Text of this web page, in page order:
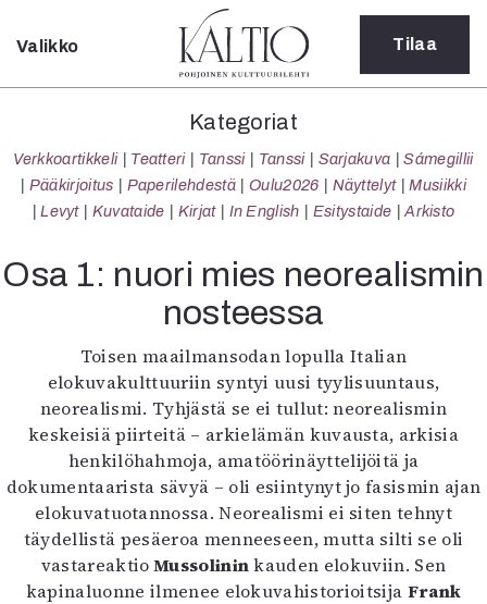
Sulje
Kategoriat
Verkkoartikkeli
Teatteri
Tanssi
Sarjakuva
Sámegillii
Pääkirjoitus
Oulu2026
Näyttelyt
Musiikki
Levyt
Kuvataide
Kirjat
In English
Esitystaide
Arkisto
Valikko Tilaa
Kategoriat
Verkkoartikkeli Teatteri Tanssi Tanssi Sarjakuva
Sámegillii
Pääkirjoitus
Paperilehdestä Oulu2026 Näyttelyt
Musiikki
Levyt
Kuvataide Kirjat In English Esitystaide Arkisto
Osa 1: nuori mies neorealismin
nosteessa
Toisen maailmansodan lopulla Italian
elokuvakulttuuriin syntyi uusi tyylisuuntaus,
neorealismi. Tyhjästä se ei tullut: neorealismin
keskeisiä piirteitä – arkielämän kuvausta, arkisia
henkilöhahmoja, amatöörinäyttelijöitä ja
dokumentaarista sävyä – oli esiintynyt jo fasismin ajan
elokuvatuotannossa. Neorealismi ei siten tehnyt
täydellistä pesäeroa menneeseen, mutta silti se oli
vastareaktioMussolininkauden elokuviin. Sen
kapinaluonne ilmenee elokuvahistorioitsija Frank